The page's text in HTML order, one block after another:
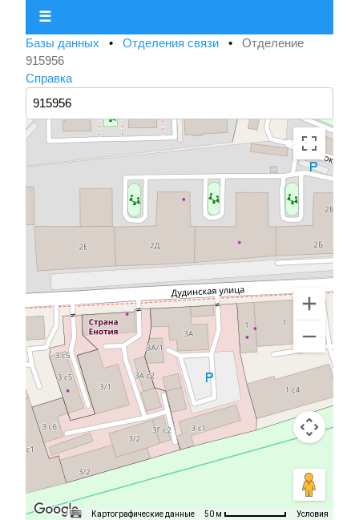
☰
Базы данных • Отделения связи • Отделение
915956
Справка
Картографические данные 50 м Условия